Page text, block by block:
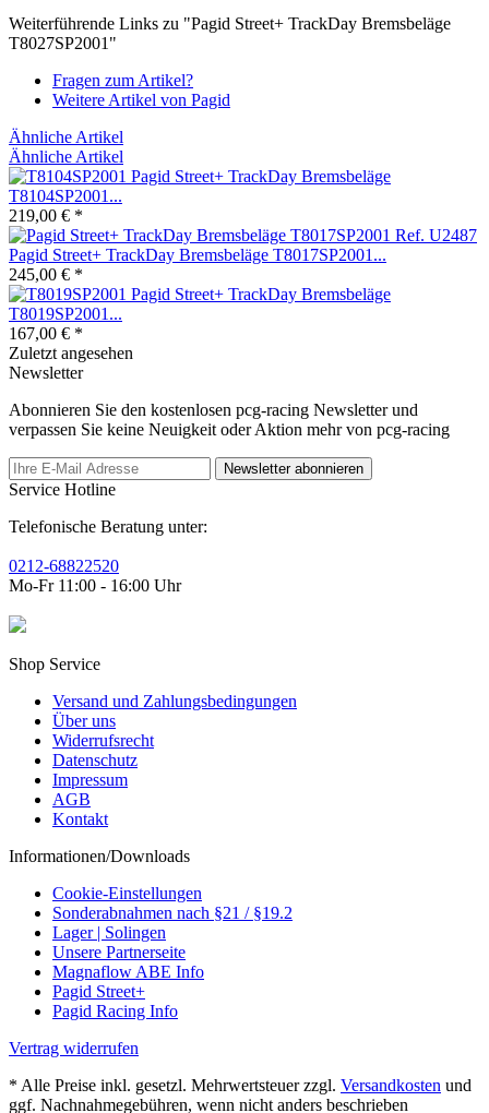
Weiterführende Links zu "Pagid Street+ TrackDay Bremsbeläge
T8027SP2001"
Fragen zum Artikel?
Weitere Artikel von Pagid
Ähnliche Artikel
Ähnliche Artikel
Pagid Street+ TrackDay Bremsbeläge
T8104SP2001...
219,00 € *
Pagid Street+ TrackDay Bremsbeläge T8017SP2001...
245,00 € *
Pagid Street+ TrackDay Bremsbeläge
T8019SP2001...
167,00 € *
Zuletzt angesehen
Newsletter
Abonnieren Sie den kostenlosen pcg-racing Newsletter und
verpassen Sie keine Neuigkeit oder Aktion mehr von pcg-racing
Newsletter abonnieren
Service Hotline
Telefonische Beratung unter:
0212-68822520
Mo-Fr 11:00 - 16:00 Uhr
Shop Service
Versand und Zahlungsbedingungen
Über uns
Widerrufsrecht
Datenschutz
Impressum
AGB
Kontakt
Informationen/Downloads
Cookie-Einstellungen
Sonderabnahmen nach §21 / §19.2
Lager | Solingen
Unsere Partnerseite
Magnaflow ABE Info
Pagid Street+
Pagid Racing Info
Vertrag widerrufen
* Alle Preise inkl. gesetzl. Mehrwertsteuer zzgl. Versandkosten und
ggf. Nachnahmegebühren, wenn nicht anders beschrieben